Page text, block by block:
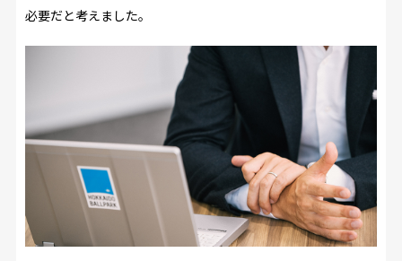
必要だと考えました。